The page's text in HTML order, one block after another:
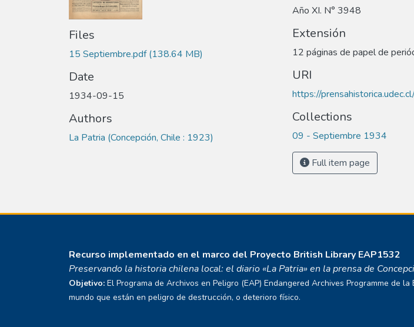
Files
15 Septiembre.pdf(138.64 MB)
Date
1934-09-15
Authors
La Patria (Concepción, Chile : 1923)
Año XI. N° 3948
Extensión
12 páginas de papel de
URI
https://
Collections
09 - Septiembre 1934
Full item page
Recurso implementado en el marco del Proyecto British Library EAP1532
Preservando la historia chilena local: el diario «La Patria» en la prensa de
Objetivo: El Programa de Archivos en Peligro (EAP) Endangered Archives Programme
mundo que están en peligro de destrucción, o deterioro físico.